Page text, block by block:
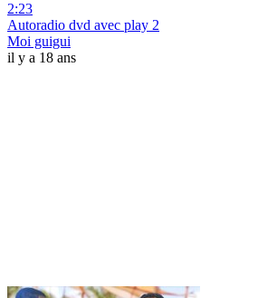
2:23
Autoradio dvd avec play 2
Moi guigui
il y a 18 ans